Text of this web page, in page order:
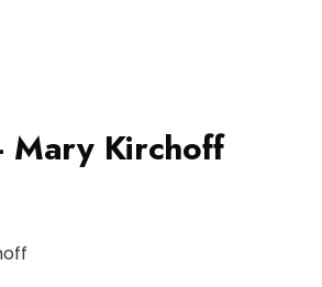
Mary Kirchoff